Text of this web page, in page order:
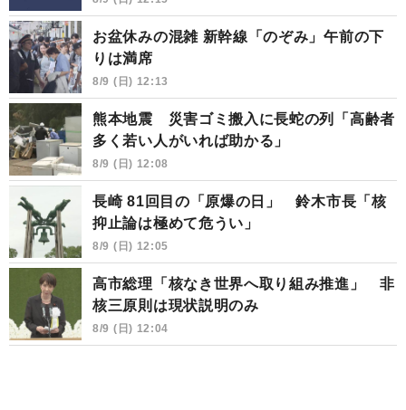
お盆休みの混雑 新幹線「のぞみ」午前の下
りは満席
8/9 (日) 12:13
熊本地震 災害ゴミ搬入に長蛇の列「高齢者
多く若い人がいれば助かる」
8/9 (日) 12:08
長崎 81回目の「原爆の日」 鈴木市長「核
抑止論は極めて危うい」
8/9 (日) 12:05
高市総理「核なき世界へ取り組み推進」 非
核三原則は現状説明のみ
8/9 (日) 12:04